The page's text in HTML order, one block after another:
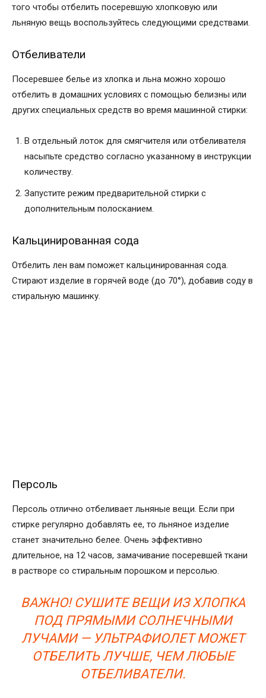
того чтобы отбелить посеревшую хлопковую или
льняную вещь воспользуйтесь следующими средствами.
Отбеливатели
Посеревшее белье из хлопка и льна можно хорошо
отбелить в домашних условиях с помощью белизны или
других специальных средств во время машинной стирки:
В отдельный лоток для смягчителя или отбеливателя
насыпьте средство согласно указанному в инструкции
количеству.
Запустите режим предварительной стирки с
дополнительным полосканием.
Кальцинированная сода
Отбелить лен вам поможет кальцинированная сода.
Стирают изделие в горячей воде (до 70°), добавив соду в
стиральную машинку.
Персоль
Персоль отлично отбеливает льняные вещи. Если при
стирке регулярно добавлять ее, то льняное изделие
станет значительно белее. Очень эффективно
длительное, на 12 часов, замачивание посеревшей ткани
в растворе со стиральным порошком и персолью.
ВАЖНО! СУШИТЕ ВЕЩИ ИЗ ХЛОПКА
ПОД ПРЯМЫМИ СОЛНЕЧНЫМИ
ЛУЧАМИ — УЛЬТРАФИОЛЕТ МОЖЕТ
ОТБЕЛИТЬ ЛУЧШЕ, ЧЕМ ЛЮБЫЕ
ОТБЕЛИВАТЕЛИ.